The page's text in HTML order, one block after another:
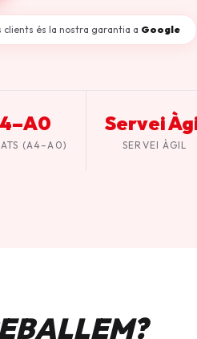
clients és la nostra garantia a Google
(A4–A0)
Servei
SERVEI ÀGIL